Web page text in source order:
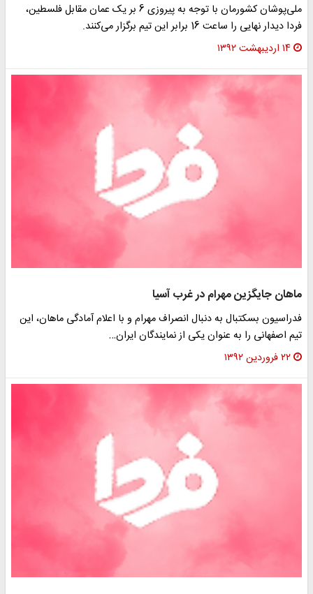
ملی‌پوشان کشورمان با توجه به پیروزی 6 بر یک عمان مقابل فلسطین،
فردا دیدار نهایی را ساعت 16 برابر این تیم برگزار می‌کنند.
۱۴ اردیبهشت ۱۳۹۲
ماهان جایگزین مهرام در غرب آسیا
فدراسیون بسکتبال به دنبال انصراف مهرام و با اعلام آمادگی ماهان، این
تیم اصفهانی را به عنوان یکی از نمایندگان ایران…
۲۲ فروردین ۱۳۹۲